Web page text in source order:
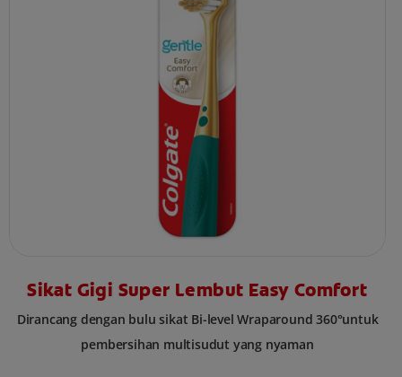
Sikat Gigi Super Lembut Easy Comfort
Dirancang dengan bulu sikat Bi-level Wraparound 360°untuk
pembersihan multisudut yang nyaman